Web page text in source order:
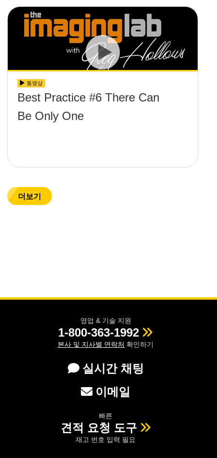
동영상
Best Practice #6 There Can
Be Only One
더보기
영업 & 기술 지원
1-800-363-1992
본사 및 지사별 연락처 확인하기
실시간 채팅
이메일
빠른
견적 요청 도구
재고 번호 입력 필요